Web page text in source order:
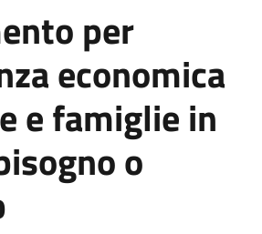
per
economica
e famiglie in
o